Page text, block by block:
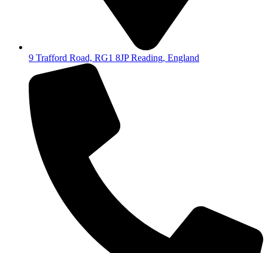
9 Trafford Road, RG1 8JP Reading, England